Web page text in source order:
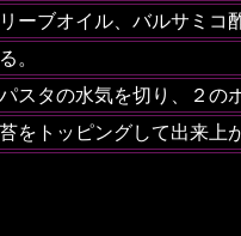
ーブオイル、バルサミコ
。
スタの水気を切り、２の
をトッピングして出来上